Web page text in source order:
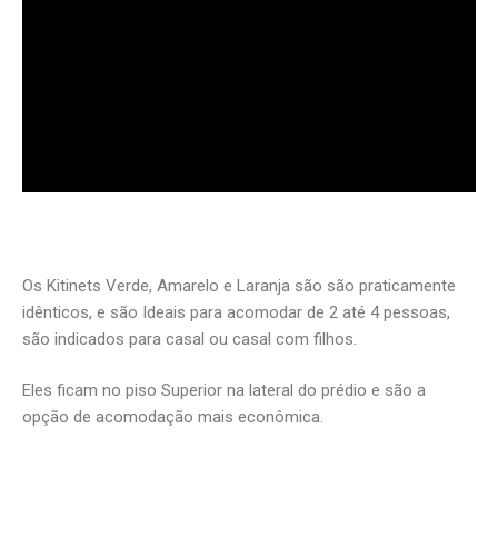
Os Kitinets Verde, Amarelo e Laranja são são praticamente
idênticos, e são Ideais para acomodar de 2 até 4 pessoas,
são indicados para casal ou casal com filhos.
Eles ficam no piso Superior na lateral do prédio e são a
opção de acomodação mais econômica.